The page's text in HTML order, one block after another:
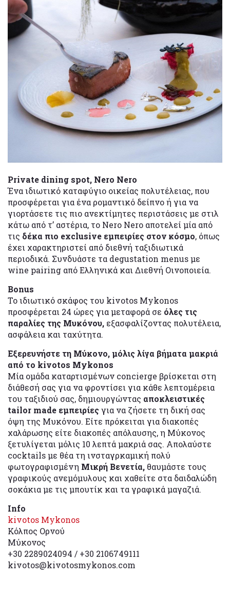
Private dining spot, Nero Nerο
Ένα ιδιωτικό καταφύγιο οικείας πολυτέλειας, που
προσφέρεται για ένα ρομαντικό δείπνο ή για να
γιορτάσετε τις πιο ανεκτίμητες περιστάσεις με στιλ
κάτω από τ’ αστέρια, το Nero Nero αποτελεί μία από
τις δέκα πιο exclusive εμπειρίες στον κόσμο, όπως
έχει χαρακτηριστεί από διεθνή ταξιδιωτικά
περιοδικά. Συνδυάστε τα degustation menus με
wine pairing από Ελληνικά και Διεθνή Οινοποιεία.
Bonus
Το ιδιωτικό σκάφος του kivotos Mykonos
προσφέρεται 24 ώρες για μεταφορά σε όλες τις
παραλίες της Μυκόνου, εξασφαλίζοντας πολυτέλεια,
ασφάλεια και ταχύτητα.
Εξερευνήστε τη Μύκονο, μόλις λίγα βήματα μακριά
από το kivotos Mykonos
Μία ομάδα καταρτισμένων concierge βρίσκεται στη
διάθεσή σας για να φροντίσει για κάθε λεπτομέρεια
του ταξιδιού σας, δημιουργώντας αποκλειστικές
tailor made εμπειρίεςγια να ζήσετε τη δική σας
όψη της Μυκόνου. Είτε πρόκειται για διακοπές
χαλάρωσης είτε διακοπές απόλαυσης, η Μύκονος
ξετυλίγεται μόλις 10 λεπτά μακριά σας. Απολαύστε
cocktails με θέα τη ινσταγρκαμική πολύ
φωτογραφισμένη Μικρή Βενετία, θαυμάστε τους
γραφικούς ανεμόμυλους και χαθείτε στα δαιδαλώδη
σοκάκια με τις μπουτίκ και τα γραφικά μαγαζιά.
Info
kivotos Mykonos
Κόλπος Ορνού
Μύκονος
+30 2289024094 / +30 2106749111
kivotos@kivotosmykonos.com